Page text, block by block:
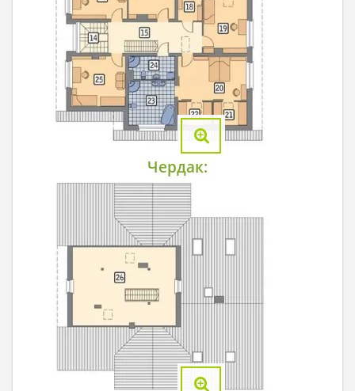
Чердак: